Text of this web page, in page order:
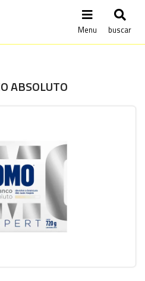
Menu buscar
ABSOLUTO